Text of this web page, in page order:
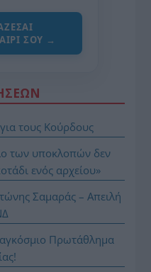
ΣΟΥ →
τους Κούρδους
των υποκλοπών δεν
ενός αρχείου»
Σαμαράς – Απειλή
Πρωτάθλημα